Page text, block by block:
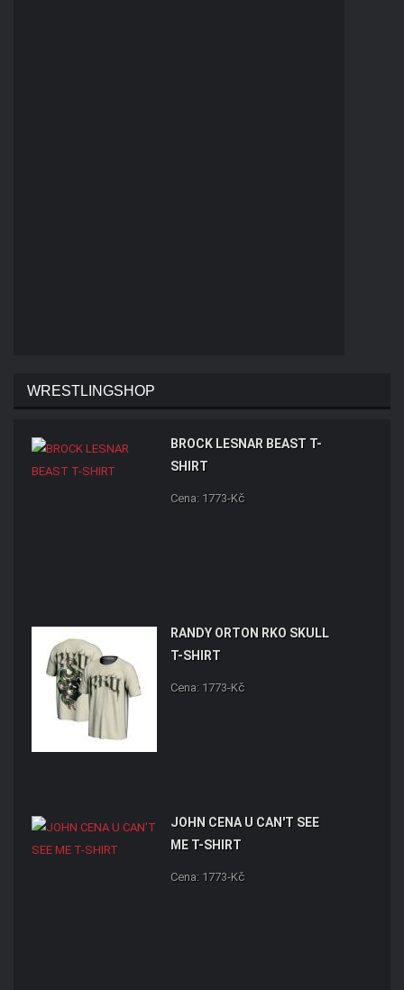
WRESTLINGSHOP
BROCK LESNAR BEAST T-
SHIRT
Cena: 1773-Kč
RANDY ORTON RKO SKULL
T-SHIRT
Cena: 1773-Kč
JOHN CENA U CAN'T SEE
ME T-SHIRT
Cena: 1773-Kč